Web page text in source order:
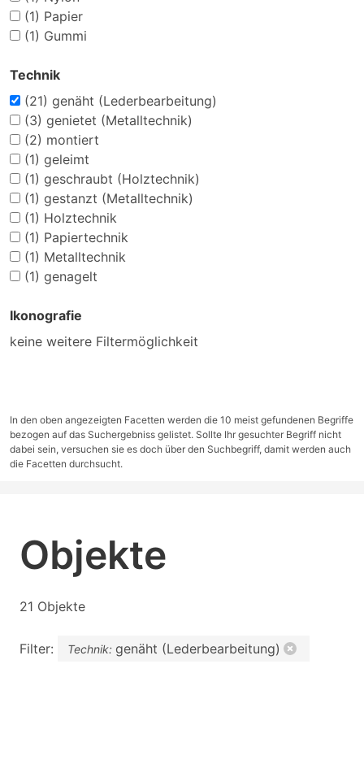
(1) Papier
(1) Gummi
Technik
(21) genäht (Lederbearbeitung)
(3) genietet (Metalltechnik)
(2) montiert
(1) geleimt
(1) geschraubt (Holztechnik)
(1) gestanzt (Metalltechnik)
(1) Holztechnik
(1) Papiertechnik
(1) Metalltechnik
(1) genagelt
Ikonografie
keine weitere Filtermöglichkeit
In den oben angezeigten Facetten werden die 10 meist gefundenen Begriffe
bezogen auf das Suchergebniss gelistet. Sollte Ihr gesuchter Begriff nicht
dabei sein, versuchen sie es doch über den Suchbegriff, damit werden auch
die Facetten durchsucht.
Objekte
21 Objekte
Filter: Technik: genäht (Lederbearbeitung)